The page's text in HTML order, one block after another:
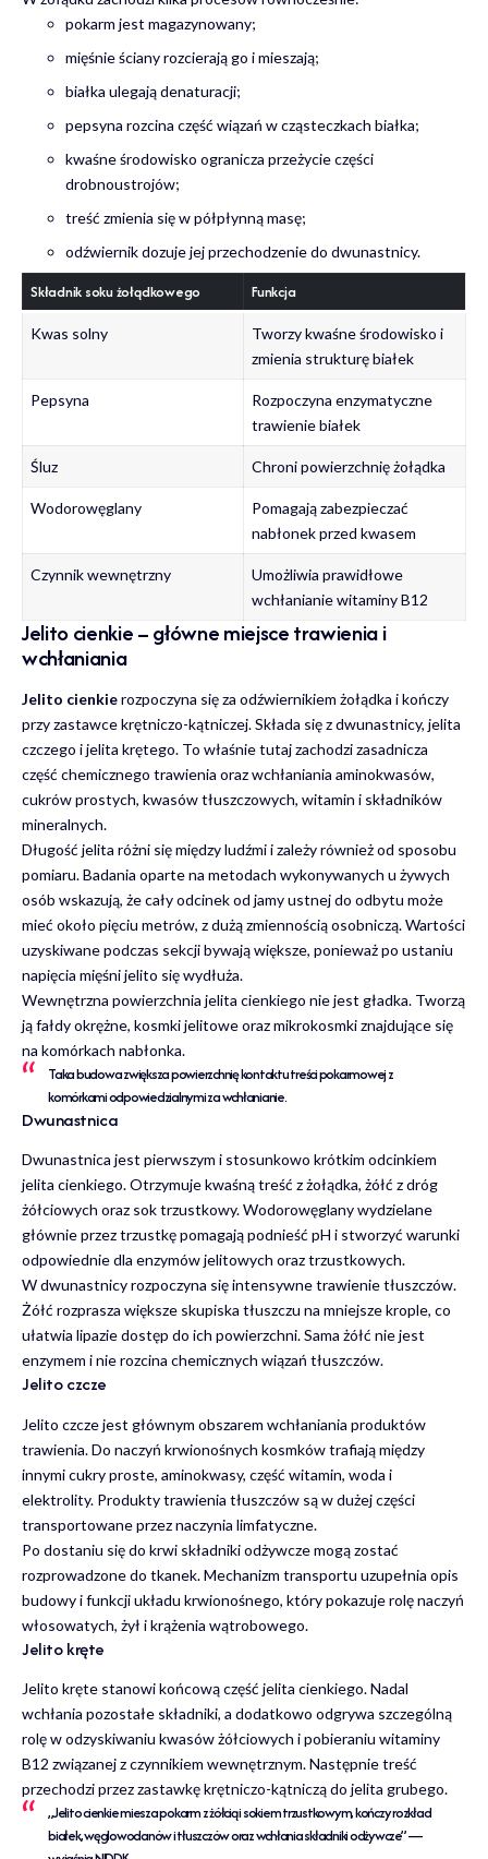
pokarm jest magazynowany;
mięśnie ściany rozcierają go i mieszają;
białka ulegają denaturacji;
pepsyna rozcina część wiązań w cząsteczkach białka;
kwaśne środowisko ogranicza przeżycie części
drobnoustrojów;
treść zmienia się w półpłynną masę;
odźwiernik dozuje jej przechodzenie do dwunastnicy.
Składnik soku żołądkowego Funkcja
Kwas solny
Tworzy kwaśne środowisko i
zmienia strukturę białek
Pepsyna
Rozpoczyna enzymatyczne
trawienie białek
Śluz Chroni powierzchnię żołądka
Wodorowęglany
Pomagają zabezpieczać
nabłonek przed kwasem
Czynnik wewnętrzny
Umożliwia prawidłowe
wchłanianie witaminy B12
Jelito cienkie – główne miejsce trawienia i
wchłaniania
Jelito cienkierozpoczyna się za odźwiernikiem żołądka i kończy
przy zastawce krętniczo-kątniczej. Składa się z dwunastnicy, jelita
czczego i jelita krętego. To właśnie tutaj zachodzi zasadnicza
część chemicznego trawienia oraz wchłaniania aminokwasów,
cukrów prostych, kwasów tłuszczowych, witamin i składników
mineralnych.
Długość jelita różni się między ludźmi i zależy również od sposobu
pomiaru. Badania oparte na metodach wykonywanych u żywych
osób wskazują, że cały odcinek od jamy ustnej do odbytu może
mieć około pięciu metrów, z dużą zmiennością osobniczą. Wartości
uzyskiwane podczas sekcji bywają większe, ponieważ po ustaniu
napięcia mięśni jelito się wydłuża.
Wewnętrzna powierzchnia jelita cienkiego nie jest gładka. Tworzą
ją fałdy okrężne, kosmki jelitowe oraz mikrokosmki znajdujące się
na komórkach nabłonka.
Taka budowa zwiększa powierzchnię kontaktu treści pokarmowej z
komórkami odpowiedzialnymi za wchłanianie.
Dwunastnica
Dwunastnica jest pierwszym i stosunkowo krótkim odcinkiem
jelita cienkiego. Otrzymuje kwaśną treść z żołądka, żółć z dróg
żółciowych oraz sok trzustkowy. Wodorowęglany wydzielane
głównie przez trzustkę pomagają podnieść pH i stworzyć warunki
odpowiednie dla enzymów jelitowych oraz trzustkowych.
W dwunastnicy rozpoczyna się intensywne trawienie tłuszczów.
Żółć rozprasza większe skupiska tłuszczu na mniejsze krople, co
ułatwia lipazie dostęp do ich powierzchni. Sama żółć nie jest
enzymem i nie rozcina chemicznych wiązań tłuszczów.
Jelito czcze
Jelito czcze jest głównym obszarem wchłaniania produktów
trawienia. Do naczyń krwionośnych kosmków trafiają między
innymi cukry proste, aminokwasy, część witamin, woda i
elektrolity. Produkty trawienia tłuszczów są w dużej części
transportowane przez naczynia limfatyczne.
Po dostaniu się do krwi składniki odżywcze mogą zostać
rozprowadzone do tkanek. Mechanizm transportu uzupełnia opis
budowy i funkcji układu krwionośnego, który pokazuje rolę naczyń
włosowatych, żył i krążenia wątrobowego.
Jelito kręte
Jelito kręte stanowi końcową część jelita cienkiego. Nadal
wchłania pozostałe składniki, a dodatkowo odgrywa szczególną
rolę w odzyskiwaniu kwasów żółciowych i pobieraniu witaminy
B12 związanej z czynnikiem wewnętrznym. Następnie treść
przechodzi przez zastawkę krętniczo-kątniczą do jelita grubego.
„Jelito cienkie miesza pokarm z żółcią i sokiem trzustkowym, kończy rozkład
białek, węglowodanów i tłuszczów oraz wchłania składniki odżywcze” —